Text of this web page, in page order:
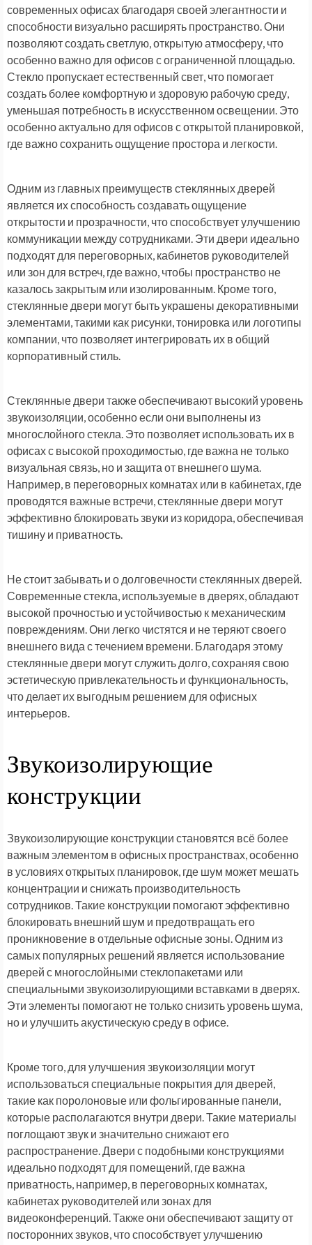
современных офисах благодаря своей элегантности и
способности визуально расширять пространство. Они
позволяют создать светлую, открытую атмосферу, что
особенно важно для офисов с ограниченной площадью.
Стекло пропускает естественный свет, что помогает
создать более комфортную и здоровую рабочую среду,
уменьшая потребность в искусственном освещении. Это
особенно актуально для офисов с открытой планировкой,
где важно сохранить ощущение простора и легкости.
Одним из главных преимуществ стеклянных дверей
является их способность создавать ощущение
открытости и прозрачности, что способствует улучшению
коммуникации между сотрудниками. Эти двери идеально
подходят для переговорных, кабинетов руководителей
или зон для встреч, где важно, чтобы пространство не
казалось закрытым или изолированным. Кроме того,
стеклянные двери могут быть украшены декоративными
элементами, такими как рисунки, тонировка или логотипы
компании, что позволяет интегрировать их в общий
корпоративный стиль.
Стеклянные двери также обеспечивают высокий уровень
звукоизоляции, особенно если они выполнены из
многослойного стекла. Это позволяет использовать их в
офисах с высокой проходимостью, где важна не только
визуальная связь, но и защита от внешнего шума.
Например, в переговорных комнатах или в кабинетах, где
проводятся важные встречи, стеклянные двери могут
эффективно блокировать звуки из коридора, обеспечивая
тишину и приватность.
Не стоит забывать и о долговечности стеклянных дверей.
Современные стекла, используемые в дверях, обладают
высокой прочностью и устойчивостью к механическим
повреждениям. Они легко чистятся и не теряют своего
внешнего вида с течением времени. Благодаря этому
стеклянные двери могут служить долго, сохраняя свою
эстетическую привлекательность и функциональность,
что делает их выгодным решением для офисных
интерьеров.
Звукоизолирующие
конструкции
Звукоизолирующие конструкции становятся всё более
важным элементом в офисных пространствах, особенно
в условиях открытых планировок, где шум может мешать
концентрации и снижать производительность
сотрудников. Такие конструкции помогают эффективно
блокировать внешний шум и предотвращать его
проникновение в отдельные офисные зоны. Одним из
самых популярных решений является использование
дверей с многослойными стеклопакетами или
специальными звукоизолирующими вставками в дверях.
Эти элементы помогают не только снизить уровень шума,
но и улучшить акустическую среду в офисе.
Кроме того, для улучшения звукоизоляции могут
использоваться специальные покрытия для дверей,
такие как поролоновые или фольгированные панели,
которые располагаются внутри двери. Такие материалы
поглощают звук и значительно снижают его
распространение. Двери с подобными конструкциями
идеально подходят для помещений, где важна
приватность, например, в переговорных комнатах,
кабинетах руководителей или зонах для
видеоконференций. Также они обеспечивают защиту от
посторонних звуков, что способствует улучшению